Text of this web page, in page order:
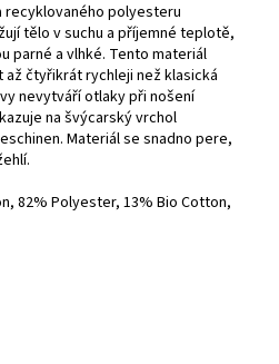
recyklovaného polyesteru
tělo v suchu a příjemné teplotě,
parné a vlhké. Tento materiál
čtyřikrát rychleji než klasická
nevytváří otlaky při nošení
na švýcarský vrchol
Materiál se snadno pere,
82% Polyester, 13% Bio Cotton,